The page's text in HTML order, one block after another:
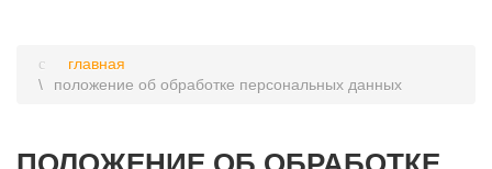
главная
положение об обработке персональных данных